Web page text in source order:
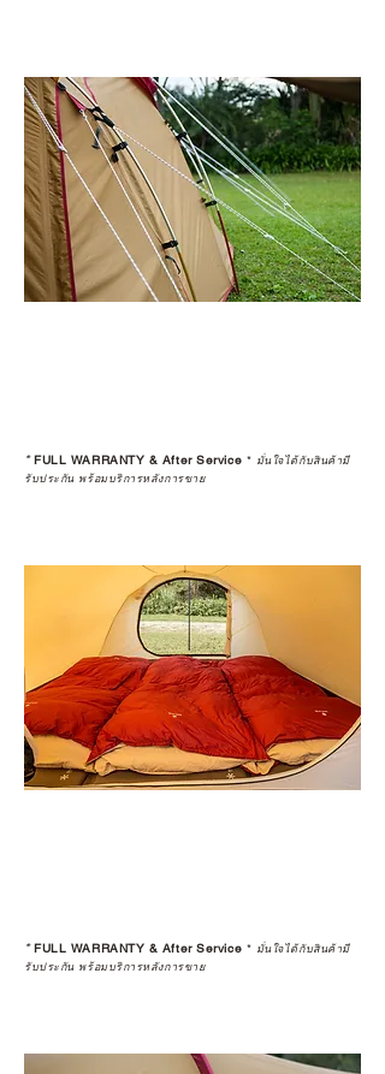
*FULL WARRANTY & After Service * มั่นใจได้กับสินค้ามี
รับประกัน พร้อมบริการหลังการขาย
*FULL WARRANTY & After Service * มั่นใจได้กับสินค้ามี
รับประกัน พร้อมบริการหลังการขาย